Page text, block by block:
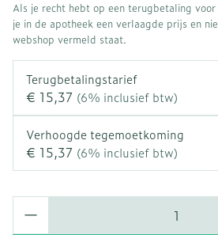
Als je recht hebt op een terugbetaling
je in de apotheek een verlaagde prijs en
webshop vermeld staat.
Terugbetalingstarief
€ 15,37 (6% inclusief btw)
Verhoogde tegemoetkoming
€ 15,37 (6% inclusief btw)